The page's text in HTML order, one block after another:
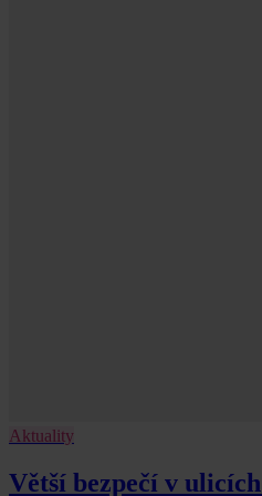
Aktuality
Větší bezpečí v